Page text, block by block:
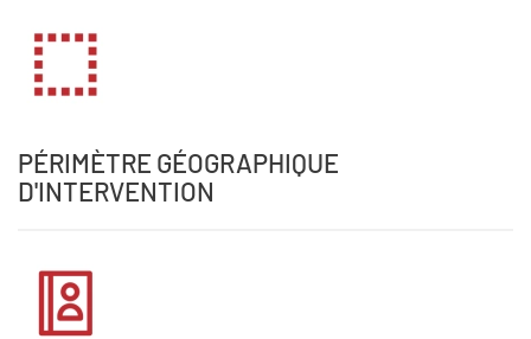
PÉRIMÈTRE GÉOGRAPHIQUE
D'INTERVENTION